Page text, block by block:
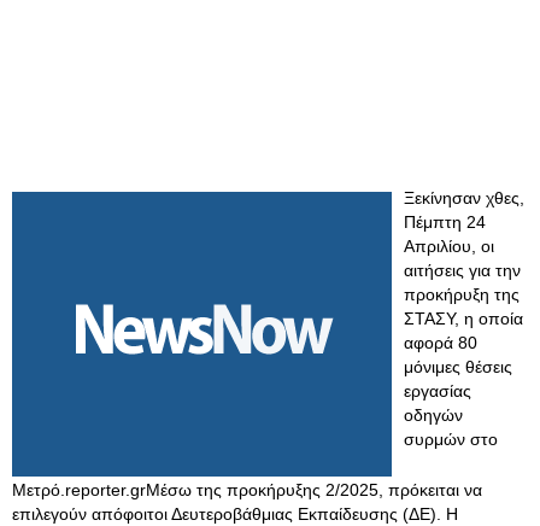
Ξεκίνησαν χθες,
Πέμπτη 24
Απριλίου, οι
αιτήσεις για την
προκήρυξη της
ΣΤΑΣΥ, η οποία
αφορά 80
μόνιμες θέσεις
εργασίας
οδηγών
συρμών στο
Μετρό.reporter.grΜέσω της προκήρυξης 2/2025, πρόκειται να
επιλεγούν απόφοιτοι Δευτεροβάθμιας Εκπαίδευσης (ΔΕ). Η